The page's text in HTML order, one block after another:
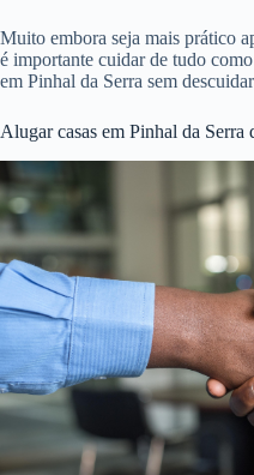
Muito embora seja mais prático
é importante cuidar de tudo
em Pinhal da Serra sem
Alugar casas em Pinhal da